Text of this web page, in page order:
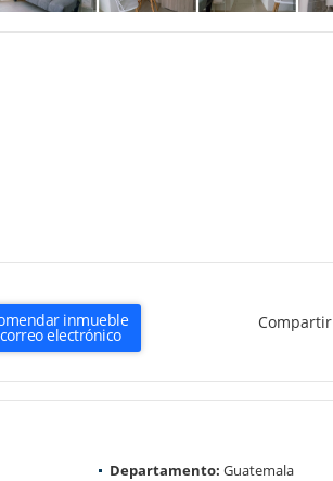
inmueble
electrónico
Compartir
Departamento: Guatemala